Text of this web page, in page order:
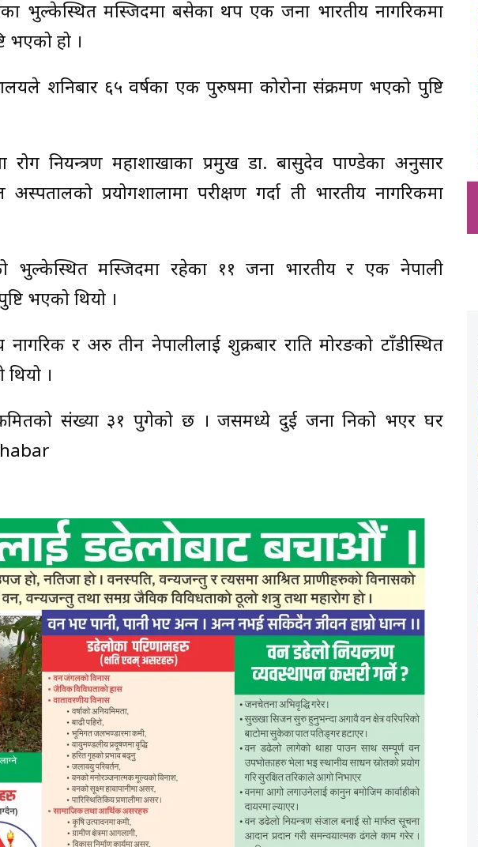
भुल्केस्थित मस्जिदमा बसेका थप एक जना भारतीय नागरिकमा
भएको हो ।
शनिबार ६५ वर्षका एक पुरुषमा कोरोना संक्रमण भएको पुष्टि
रोग नियन्त्रण महाशाखाका प्रमुख डा. बासुदेव पाण्डेका अनुसार
प्रयोगशालामा परीक्षण गर्दा ती भारतीय नागरिकमा
भुल्केस्थित मस्जिदमा रहेका ११ जना भारतीय र एक नेपाली
भएको थियो ।
नागरिक र अरु तीन नेपालीलाई शुक्रबार राति मोरङको टाँडीस्थित
।
संख्या ३१ पुगेको छ । जसमध्ये दुई जना निको भएर घर